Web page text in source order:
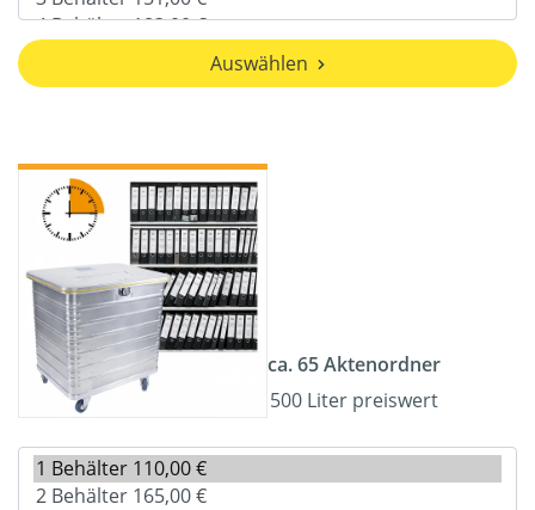
Auswählen
ca. 65 Aktenordner
500 Liter preiswert